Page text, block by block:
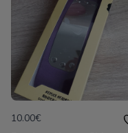
10.00€